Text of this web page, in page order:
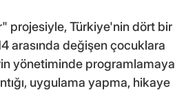
projesiyle, Türkiye'nin dört bir
arasında değişen çocuklara
yönetiminde programlamaya
uygulama yapma, hikaye